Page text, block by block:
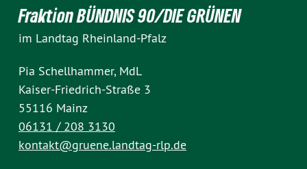
Fraktion BÜNDNIS 90/DIE GRÜNEN
im Landtag Rheinland-Pfalz
Pia Schellhammer, MdL
Kaiser-Friedrich-Straße 3
55116 Mainz
06131 / 208 3130
kontakt@gruene.landtag-rlp.de